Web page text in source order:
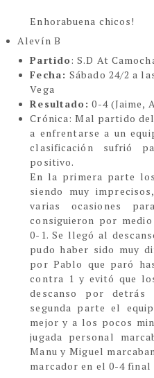
Enhorabuena chicos!
Alevín B
Partido: S.D At
Fecha:Sábado 24/2 a
Vega
Resultado: 0-4 (Jaime,
Crónica: Mal partido
a enfrentarse a un
clasificación sufrió
positivo.
En la primera parte
siendo muy
varias ocasiones
consiguieron por
0-1. Se llegó al
pudo haber sido muy
por Pablo que paró
contra 1 y evitó que
descanso por
segunda parte el
mejor y a los pocos
jugada personal
Manu y Miguel
marcador en el 0-4 final